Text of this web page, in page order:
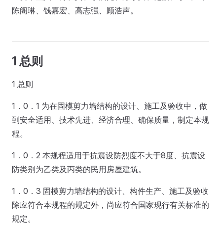
陈阁琳、钱嘉宏、高志强、顾浩声。
1 总则
1 总则
1．0．1 为在固模剪力墙结构的设计、施工及验收中，做
到安全适用、技术先进、经济合理、确保质量，制定本规
程。
1．0．2 本规程适用于抗震设防烈度不大于8度、抗震设
防类别为乙类及丙类的民用房屋建筑。
1．0．3 固模剪力墙结构的设计、构件生产、施工及验收
除应符合本规程的规定外，尚应符合国家现行有关标准的
规定。